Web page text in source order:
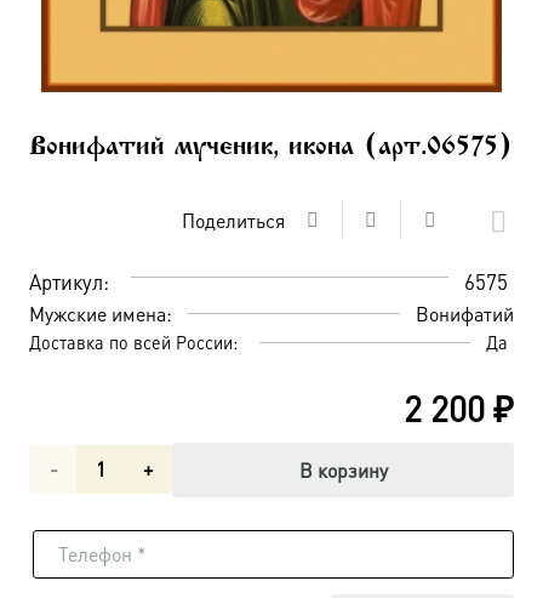
Вонифатий мученик, икона (арт.06575)
Поделиться
Артикул: 6575
Мужские имена: Вонифатий
Доставка по всей России: Да
2 200₽
Количество
Вонифатий
В корзину